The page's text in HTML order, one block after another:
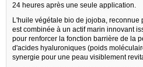
24 heures après une seule application.
L'huile végétale bio de jojoba, reconnue
est combinée à un actif marin innovant
pour renforcer la fonction barrière de la
d'acides hyaluroniques (poids
synergie pour une peau visiblement